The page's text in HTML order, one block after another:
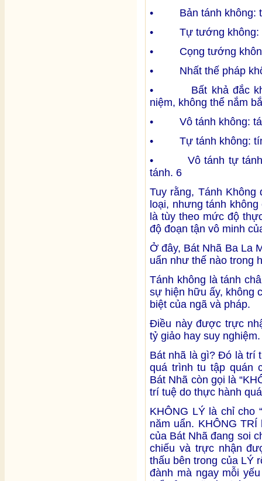
• Bản tánh không:
• Tự tướng không:
• Cọng tướng
• Nhất thế pháp
• Bất khả đắc
niệm, không thể nắm
• Vô tánh không:
• Tự tánh không:
• Vô tánh tự tánh
tánh. 6
Tuy rằng, Tánh
loại, nhưng tánh
là tùy theo mức độ
độ đoạn tận vô minh
Ở đây, Bát Nhã Ba La
uẩn như thế nào trong
Tánh không là tánh
sự hiện hữu ấy, không
biệt của ngã và pháp.
Điều này được trực
tỷ giảo hay suy nghiệm.
Bát nhã là gì? Đó là trí
quá trình tu tập quán
Bát Nhã còn gọi là
trí tuệ do thực hành
KHÔNG LÝ là chỉ cho
năm uẩn. KHÔNG
của Bát Nhã đang soi
chiếu và trực nhận
thấu bên trong của LÝ
đành mà ngay mỗi